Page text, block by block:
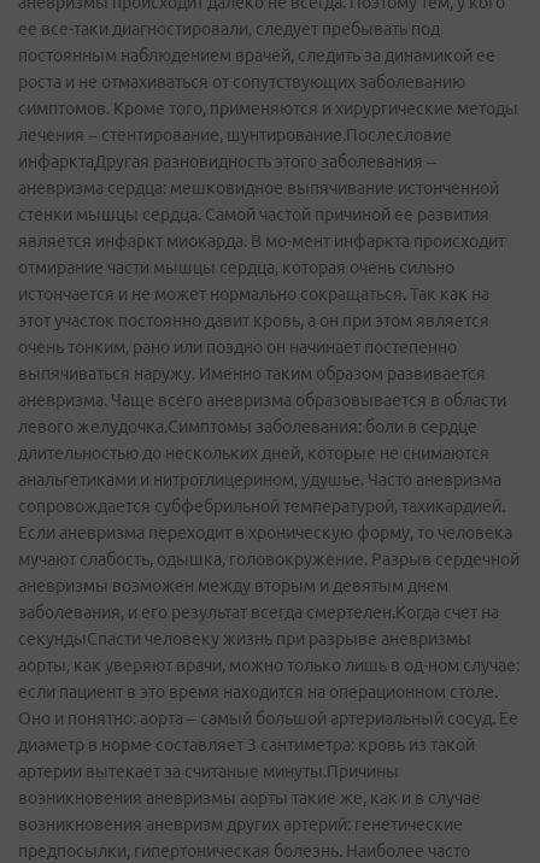
ее все-таки диагностировали, следует пребывать под
постоянным наблюдением врачей, следить за динамикой ее
роста и не отмахиваться от сопутствующих заболеванию
симптомов. Кроме того, применяются и хирургические методы
лечения – стентирование, шунтирование.Послесловие
инфарктаДругая разновидность этого заболевания –
аневризма сердца: мешковидное выпячивание истонченной
стенки мышцы сердца. Самой частой причиной ее развития
является инфаркт миокарда. В мо-мент инфаркта происходит
отмирание части мышцы сердца, которая очень сильно
истончается и не может нормально сокращаться. Так как на
этот участок постоянно давит кровь, а он при этом является
очень тонким, рано или поздно он начинает постепенно
выпячиваться наружу. Именно таким образом развивается
аневризма. Чаще всего аневризма образовывается в области
левого желудочка.Симптомы заболевания: боли в сердце
длительностью до нескольких дней, которые не снимаются
анальгетиками и нитроглицерином, удушье. Часто аневризма
сопровождается субфебрильной температурой, тахикардией.
Если аневризма переходит в хроническую форму, то человека
мучают слабость, одышка, головокружение. Разрыв сердечной
аневризмы возможен между вторым и девятым днем
заболевания, и его результат всегда смертелен.Когда счет на
секундыСпасти человеку жизнь при разрыве аневризмы
аорты, как уверяют врачи, можно только лишь в од-ном случае:
если пациент в это время находится на операционном столе.
Оно и понятно: аорта – самый большой артериальный сосуд. Ее
диаметр в норме составляет 3 сантиметра: кровь из такой
артерии вытекает за считаные минуты.Причины
возникновения аневризмы аорты такие же, как и в случае
возникновения аневризм других артерий: генетические
предпосылки, гипертоническая болезнь. Наиболее часто